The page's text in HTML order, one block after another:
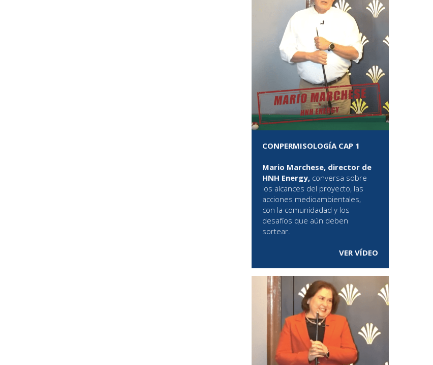
CONPERMISOLOGÍA CAP 1
Mario Marchese, director de
HNH Energy, conversa sobre
los alcances del proyecto, las
acciones medioambientales,
con la comunidadad y los
desafíos que aún deben
sortear.
VER VÍDEO